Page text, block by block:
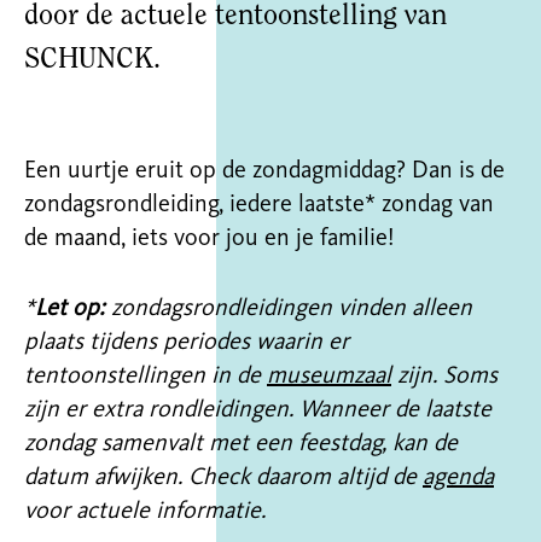
door de actuele tentoonstelling van
SCHUNCK.
Een uurtje eruit op de zondagmiddag? Dan is de
zondagsrondleiding, iedere laatste* zondag van
de maand, iets voor jou en je familie!
*Let op:zondagsrondleidingen vinden alleen
plaats tijdens periodes waarin er
tentoonstellingen in de museumzaalzijn. Soms
zijn er extra rondleidingen. Wanneer de laatste
zondag samenvalt met een feestdag, kan de
datum afwijken. Check daarom altijd de agenda
voor actuele informatie.